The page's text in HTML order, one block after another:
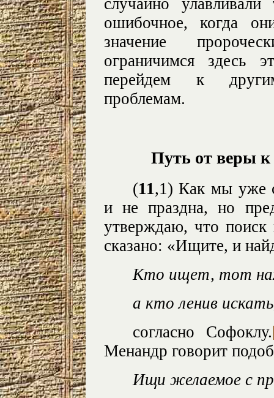
ошибочное, когда
значение
ограничимся здесь
перейдем к
проблемам.
Путь от веры
(11,1) Как мы уже
и не праздна, но
утверждаю, что
сказано: «Ищите, и
Кто ищет, тот
а кто ленив
согласно Софоклу.
Менандр говорит
Ищи желаемое с